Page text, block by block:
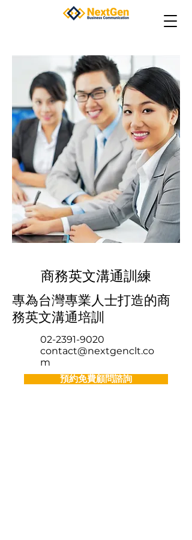
商務英文溝通訓練
專為台灣專業人士打造的商
務英文溝通培訓
02-2391-9020
contact@nextgenclt.co
m
預約免費顧問諮詢